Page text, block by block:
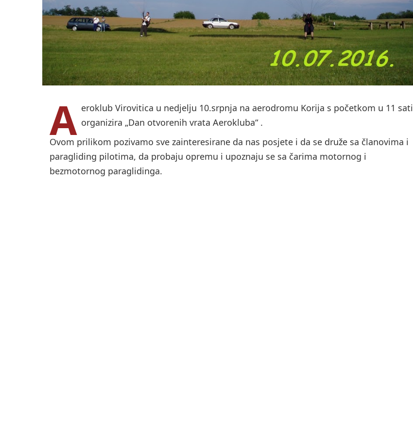
A eroklub Virovitica u nedjelju 10.srpnja na aerodromu Korija s početkom u 11 sati
organizira „Dan otvorenih vrata Aerokluba“ .
Ovom prilikom pozivamo sve zainteresirane da nas posjete i da se druže sa članovima i
paragliding pilotima, da probaju opremu i upoznaju se sa čarima motornog i
bezmotornog paraglidinga.